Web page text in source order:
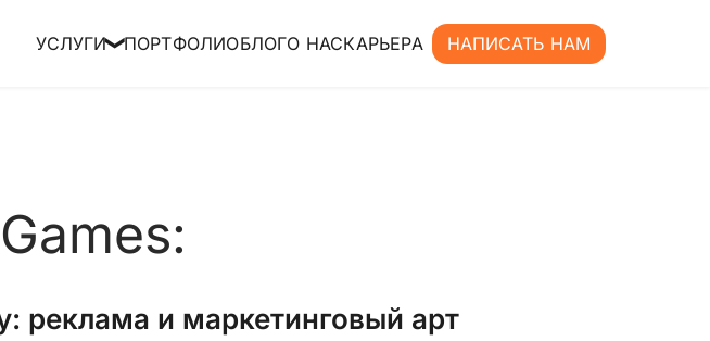
УСЛУГИ❯ПОРТФОЛИОБЛОГО НАСКАРЬЕРА НАПИСАТЬ НАМ
реклама и маркетинговый арт